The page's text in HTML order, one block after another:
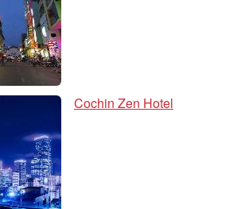
Cochin Zen Hotel